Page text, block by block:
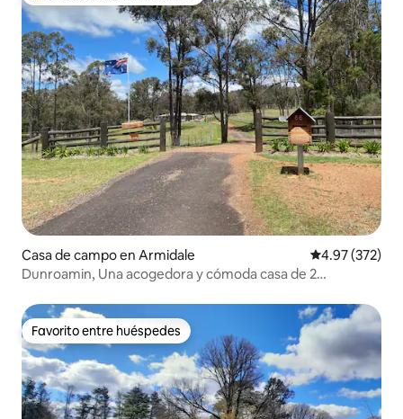
Casa de campo en Armidale Calificación
4.97 (372)
Dunroamin, Una acogedora y cómoda casa de 2
Favorito entre huéspedes
Favorito entre huéspedes